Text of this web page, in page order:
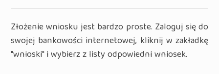
Złożenie wniosku jest bardzo proste. Zaloguj się do
swojej bankowości internetowej, kliknij w zakładkę
"wnioski" i wybierz z listy odpowiedni wniosek.